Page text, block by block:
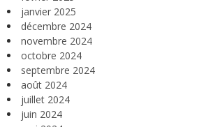
janvier 2025
décembre 2024
novembre 2024
octobre 2024
septembre 2024
août 2024
juillet 2024
juin 2024